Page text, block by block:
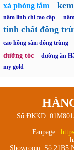
xà phòng tắm
nấm linh chi cao cấp
tinh chất đông
cao hồng sâm đông trùng
dưỡng tóc đường ăn
my gold
Số ĐKKD:
Fanpage:
Showroom: Số 21B5